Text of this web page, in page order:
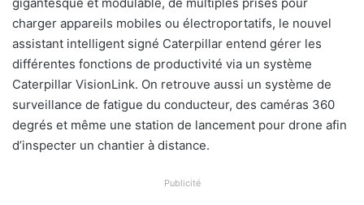
charger appareils mobiles ou électroportatifs, le nouvel
assistant intelligent signé Caterpillar entend gérer les
différentes fonctions de productivité via un système
Caterpillar VisionLink. On retrouve aussi un système de
surveillance de fatigue du conducteur, des caméras 360
degrés et même une station de lancement pour drone afin
d’inspecter un chantier à distance.
Publicité